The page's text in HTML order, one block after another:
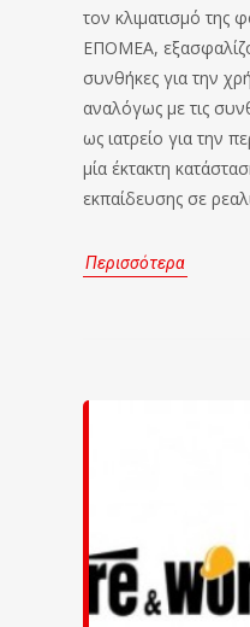
τον κλιματισμό της
ΕΠΟΜΕΑ,
συνθήκες για την
αναλόγως με τις
ως ιατρείο για την
μία έκτακτη
εκπαίδευσης σε
Περισσότερα